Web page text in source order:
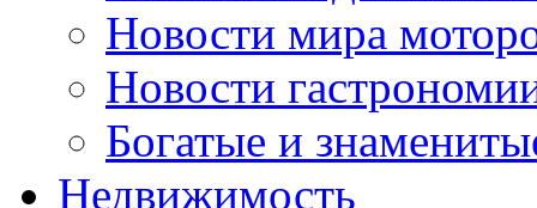
Новости мира
Новости
Богатые и
Недвижимость